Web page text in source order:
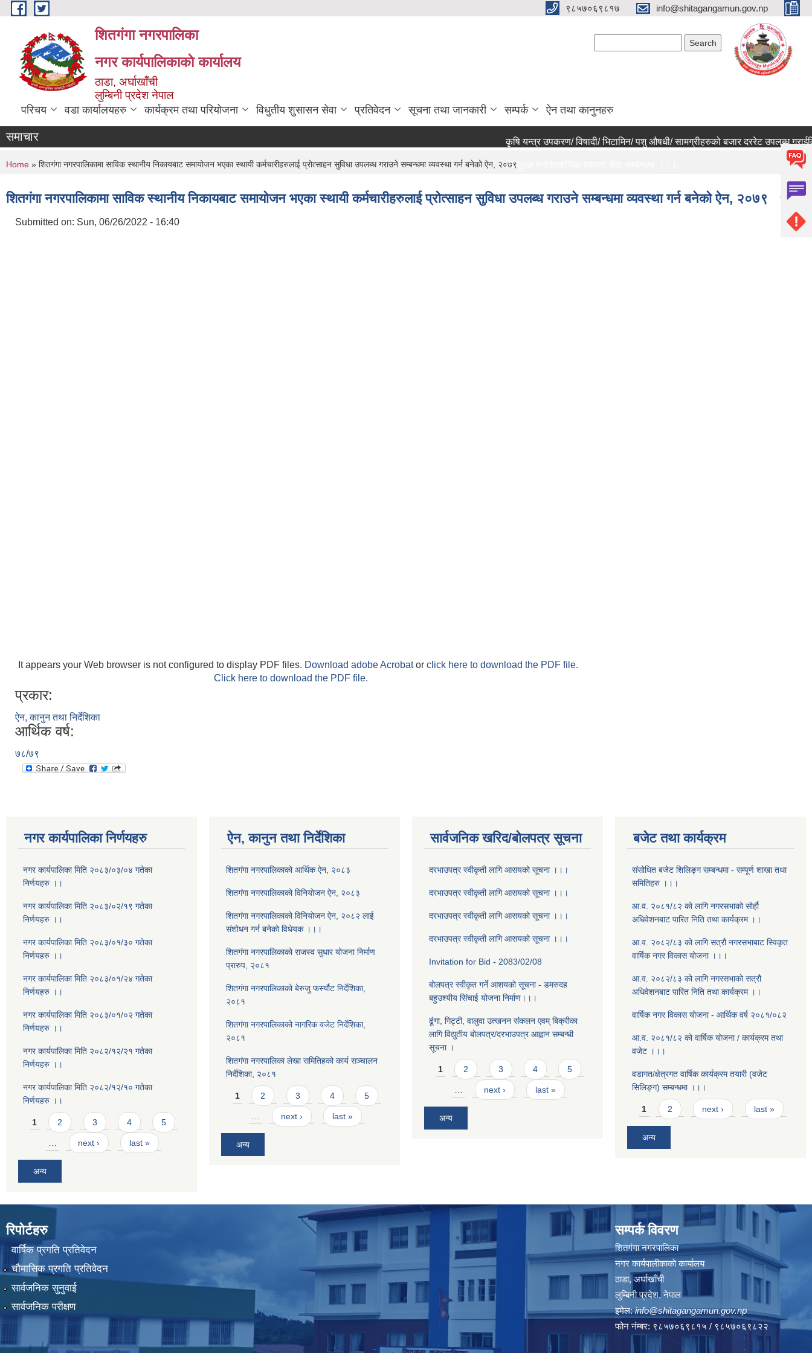
Skip to main content ९८५७०६९८१७ info@shitagangamun.gov.np
शितगंगा नगरपालिका
नगर कार्यपालिकाकाे कार्यालय
ठाडा, अर्घाखाँची
लुम्बिनी प्रदेश नेपाल
परिचय वडा कार्यालयहरु कार्यक्रम तथा परियोजना विधुतीय शुसासन सेवा प्रतिवेदन सूचना तथा जानकारी सम्पर्क ऐन तथा कानुनहरु
समाचार कृषि यन्त्र उपकरण/ विषादी/ भिटामिन/ पशु औषधी/ सामग्रीहरुको बजार दररेट उपलब्ध
नि:शुल्क मनोसामाजिक परामर्श सेवा सम्बन्धमा ।।।
You are here
Home » शितगंगा नगरपालिकामा साविक स्थानीय निकायबाट समायोजन भएका स्थायी कर्मचारीहरुलाई प्रोत्साहन सुविधा उपलब्ध गराउने सम्बन्धमा व्यवस्था गर्न बनेको ऐन, २०७९
शितगंगा नगरपालिकामा साविक स्थानीय निकायबाट समायोजन भएका स्थायी कर्मचारीहरुलाई प्रोत्साहन सुविधा उपलब्ध गराउने सम्बन्धमा व्यवस्था गर्न बनेको ऐन, २०७९
Submitted on: Sun, 06/26/2022 - 16:40
It appears your Web browser is not configured to display PDF files. Download adobe Acrobator click here to download the PDF file.
Click here to download the PDF file.
प्रकार:
ऐन, कानुन तथा निर्देशिका
आर्थिक वर्ष:
७८/७९
नगर कार्यपालिका निर्णयहरु
नगर कार्यपालिका मिति २०८३/०३/०४ गतेका
निर्णयहरु ।।
नगर कार्यपालिका मिति २०८३/०२/१९ गतेका
निर्णयहरु ।।
नगर कार्यपालिका मिति २०८३/०१/३० गतेका
निर्णयहरु ।।
नगर कार्यपालिका मिति २०८३/०१/२४ गतेका
निर्णयहरु ।।
नगर कार्यपालिका मिति २०८३/०१/०२ गतेका
निर्णयहरु ।।
नगर कार्यपालिका मिति २०८२/१२/२१ गतेका
निर्णयहरु ।।
नगर कार्यपालिका मिति २०८२/१२/१० गतेका
निर्णयहरु ।।
Pages
1 2 3 4 5
next › last »
अन्य
ऐन, कानुन तथा निर्देशिका
शितगंगा नगरपालिकाको आर्थिक ऐन, २०८३
शितगंगा नगरपालिकाको विनियोजन ऐन, २०८३
शितगंगा नगरपालिकाको विनियोजन ऐन, २०८२ लाई
संशोधन गर्न बनेको विधेयक ।।।
शितगंगा नगरपालिकाको राजस्व सुधार योजना निर्माण
प्रारुप, २०८१
शितगंगा नगरपालिकाको बेरुजु फर्स्यौट निर्देशिका,
२०८१
शितगंगा नगरपालिकाको नागरिक वजेट निर्देशिका,
२०८१
शितगंगा नगरपालिका लेखा समितिहको कार्य सञ्चालन
निर्देशिका, २०८१
Pages
1 2 3 4 5
next › last »
अन्य
सार्वजनिक खरिद/बोलपत्र सूचना
दरभाउपत्र स्वीकृती लागि आसयको सूचना ।।।
दरभाउपत्र स्वीकृती लागि आसयको सूचना ।।।
दरभाउपत्र स्वीकृती लागि आसयको सूचना ।।।
दरभाउपत्र स्वीकृती लागि आसयको सूचना ।।।
Invitation for Bid - 2083/02/08
बोलपत्र स्वीकृत गर्ने आशयको सूचना - डमरुदह
बहुउश्यीय सिंचाई योजना निर्माण।।।
ढूंगा, गिट्टी, वालुवा उत्खनन संकलन एवम् बिक्रीका
लागि विद्युतीय बोलपत्र/दरभाउपत्र आह्वान सम्बन्धी
सूचना ।
Pages
1 2 3 4 5
next › last »
अन्य
बजेट तथा कार्यक्रम
संसोधित बजेट शिलिङ्ग सम्बन्धमा - सम्पूर्ण शाखा तथा
समितिहरु ।।।
आ.व. २०८१/८२ को लागि नगरसभाको सोर्हौ
अधिवेशनबाट पारित निति तथा कार्यक्रम ।।
आ.व. २०८२/८३ को लागि सत्रौ नगरसभाबाट स्विकृत
वार्षिक नगर विकास योजना ।।।
आ.व. २०८२/८३ को लागि नगरसभाको सत्रौ
अधिवेशनबाट पारित निति तथा कार्यक्रम ।।
वार्षिक नगर विकास योजना - आर्थिक वर्ष २०८१/०८२
आ.व. २०८१/८२ को वार्षिक योजना / कार्यक्रम तथा
वजेट ।।।
वडागत/क्षेत्रगत वार्षिक कार्यक्रम तयारी (वजेट
सिलिङ्ग) सम्बन्धमा ।।।
Pages
1 2 next › last »
अन्य
रिपोर्टहरु
वार्षिक प्रगति प्रतिवेदन
चौमासिक प्रगति प्रतिवेदन
सार्वजनिक सुनुवाई
सार्वजनिक परीक्षण
सम्पर्क विवरण
शितगंगा नगरपालिका
नगर कार्यपालीकाकाे कार्यालय
ठाडा, अर्घाखाँची
लुम्बिनी प्रदेश, नेपाल
इमेल:info@shitagangamun.gov.np
फोन नंम्बर: ९८५७०६९८१५ / ९८५७०६९८२२